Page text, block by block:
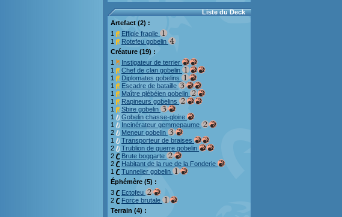
Liste du Deck
Artefact (2) :
1
Effigie fragile
1
Rotefeu gobelin
Créature (19) :
1
Instigateur de terrier
1
Chef de clan gobelin
1
Diplomates gobelins
1
Escadre de bataille
1
Maître plébéien gobelin
1
Rapineurs gobelins
1
Sbire gobelin
1
Gobelin chasse-gloire
1
Incinérateur gemmepaume
2
Meneur gobelin
1
Transporteur de braises
2
Trublion de guerre gobelin
2
Brute boggarte
2
Habitant de la rue de la Fonderie
1
Tunnelier gobelin
Éphémère (5) :
3
Ectofeu
2
Force brutale
Terrain (4) :